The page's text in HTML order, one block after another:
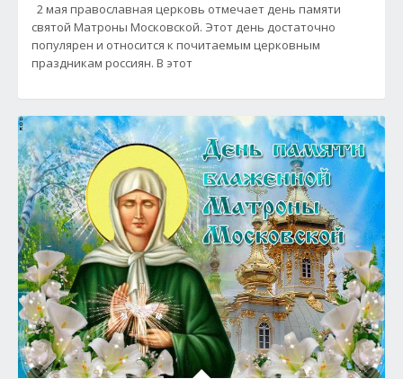
2 мая православная церковь отмечает день памяти
святой Матроны Московской. Этот день достаточно
популярен и относится к почитаемым церковным
праздникам россиян. В этот